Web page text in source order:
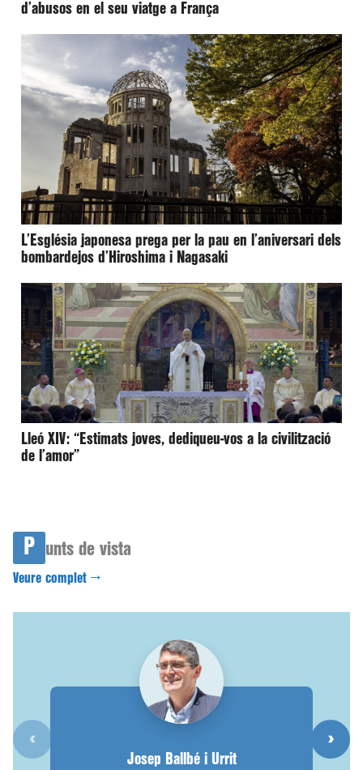
d’abusos en el seu viatge a França
L’Església japonesa prega per la pau en l’aniversari dels
bombardejos d’Hiroshima i Nagasaki
Lleó XIV: “Estimats joves, dediqueu-vos a la civilització
de l’amor”
P unts de vista
Veure complet →
Josep Ballbé i Urrit
‹ ›